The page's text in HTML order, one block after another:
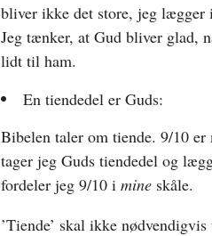
bliver ikke det store, jeg lægger
Jeg tænker, at Gud bliver glad,
lidt til ham.
En tiendedel er Guds:
Bibelen taler om tiende. 9/10
tager jeg Guds tiendedel og
fordeler jeg 9/10 i mine skåle.
’Tiende’ skal ikke